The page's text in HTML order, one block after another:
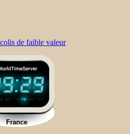
de faible valeur